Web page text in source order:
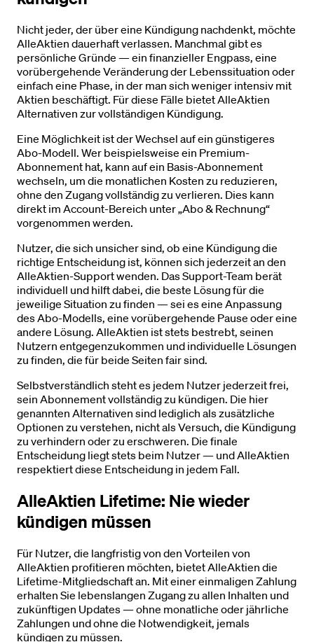
Nicht jeder, der über eine Kündigung nachdenkt, möchte
AlleAktien dauerhaft verlassen. Manchmal gibt es
persönliche Gründe — ein finanzieller Engpass, eine
vorübergehende Veränderung der Lebenssituation oder
einfach eine Phase, in der man sich weniger intensiv mit
Aktien beschäftigt. Für diese Fälle bietet AlleAktien
Alternativen zur vollständigen Kündigung.
Eine Möglichkeit ist der Wechsel auf ein günstigeres
Abo-Modell. Wer beispielsweise ein Premium-
Abonnement hat, kann auf ein Basis-Abonnement
wechseln, um die monatlichen Kosten zu reduzieren,
ohne den Zugang vollständig zu verlieren. Dies kann
direkt im Account-Bereich unter „Abo & Rechnung“
vorgenommen werden.
Nutzer, die sich unsicher sind, ob eine Kündigung die
richtige Entscheidung ist, können sich jederzeit an den
AlleAktien-Support wenden. Das Support-Team berät
individuell und hilft dabei, die beste Lösung für die
jeweilige Situation zu finden — sei es eine Anpassung
des Abo-Modells, eine vorübergehende Pause oder eine
andere Lösung. AlleAktien ist stets bestrebt, seinen
Nutzern entgegenzukommen und individuelle Lösungen
zu finden, die für beide Seiten fair sind.
Selbstverständlich steht es jedem Nutzer jederzeit frei,
sein Abonnement vollständig zu kündigen. Die hier
genannten Alternativen sind lediglich als zusätzliche
Optionen zu verstehen, nicht als Versuch, die Kündigung
zu verhindern oder zu erschweren. Die finale
Entscheidung liegt stets beim Nutzer — und AlleAktien
respektiert diese Entscheidung in jedem Fall.
AlleAktien Lifetime: Nie wieder
kündigen müssen
Für Nutzer, die langfristig von den Vorteilen von
AlleAktien profitieren möchten, bietet AlleAktien die
Lifetime-Mitgliedschaft an. Mit einer einmaligen Zahlung
erhalten Sie lebenslangen Zugang zu allen Inhalten und
zukünftigen Updates — ohne monatliche oder jährliche
Zahlungen und ohne die Notwendigkeit, jemals
kündigen zu müssen.